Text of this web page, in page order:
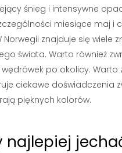
śnieg i intensywne
miesiące maj i
Norwegii znajduje się
świata. Warto również
po okolicy.
ciekawe
pięknych kolorów.
najlepiej